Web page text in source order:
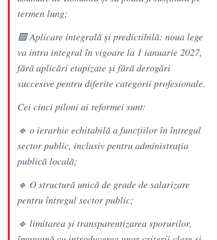
termen lung;
🟩 Aplicare integrală și predictibilă: noua lege
va intra integral în vigoare la 1 ianuarie 2027,
fără aplicări etapizate și fără derogări
succesive pentru diferite categorii profesionale.
Cei cinci piloni ai reformei sunt:
🔹 o ierarhie echitabilă a funcțiilor în întregul
sector public, inclusiv pentru administrația
publică locală;
🔹 O structură unică de grade de salarizare
pentru întregul sector public;
🔹 limitarea și transparentizarea sporurilor,